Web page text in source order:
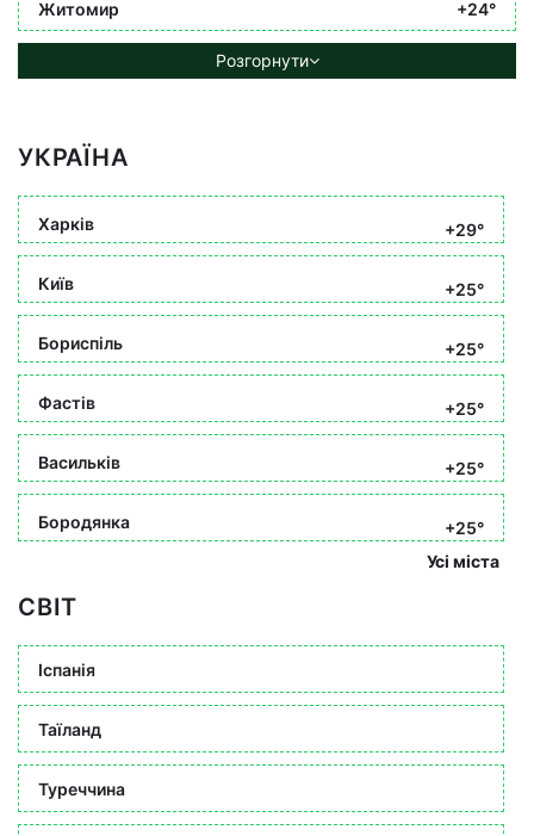
Житомир +24°
Розгорнути
УКРАЇНА
Харків +29°
Київ +25°
Бориспіль +25°
Фастів +25°
Васильків +25°
Бородянка
+25°
Усі міста
СВІТ
Іспанія
Таїланд
Туреччина